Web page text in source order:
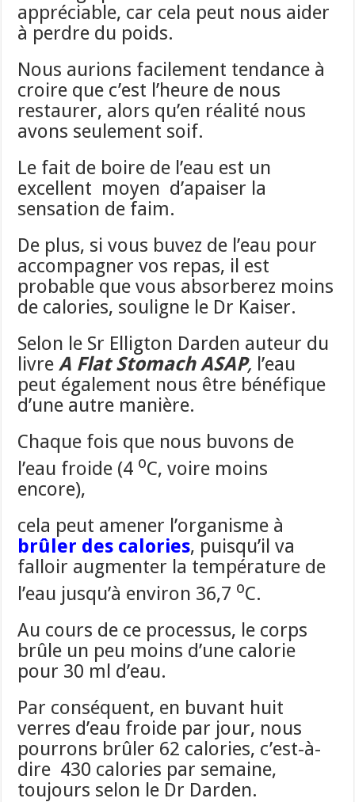
appréciable, car cela peut nous aider
à perdre du poids.
Nous aurions facilement tendance à
croire que c’est l’heure de nous
restaurer, alors qu’en réalité nous
avons seulement soif.
Le fait de boire de l’eau est un
excellent moyen d’apaiser la
sensation de faim.
De plus, si vous buvez de l’eau pour
accompagner vos repas, il est
probable que vous absorberez moins
de calories, souligne le Dr Kaiser.
Selon le Sr Elligton Darden auteur du
livreA Flat Stomach ASAP, l’eau
peut également nous être bénéfique
d’une autre manière.
Chaque fois que nous buvons de
l’eau froide (4 oC, voire moins
encore),
cela peut amener l’organisme à
brûler des calories, puisqu’il va
falloir augmenter la température de
l’eau jusqu’à environ 36,7 oC.
Au cours de ce processus, le corps
brûle un peu moins d’une calorie
pour 30 ml d’eau.
Par conséquent, en buvant huit
verres d’eau froide par jour, nous
pourrons brûler 62 calories, c’est-à-
dire 430 calories par semaine,
toujours selon le Dr Darden.